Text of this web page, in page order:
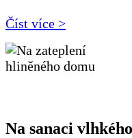
Číst více >
Na sanaci